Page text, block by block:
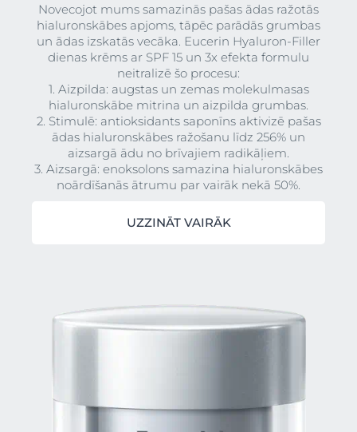
Novecojot mums samazinās pašas ādas ražotās
hialuronskābes apjoms, tāpēc parādās grumbas
un ādas izskatās vecāka. Eucerin Hyaluron-Filler
dienas krēms ar SPF 15 un 3x efekta formulu
neitralizē šo procesu:
1. Aizpilda: augstas un zemas molekulmasas
hialuronskābe mitrina un aizpilda grumbas.
2. Stimulē: antioksidants saponīns aktivizē pašas
ādas hialuronskābes ražošanu līdz 256% un
aizsargā ādu no brīvajiem radikāļiem.
3. Aizsargā: enoksolons samazina hialuronskābes
noārdīšanās ātrumu par vairāk nekā 50%.
UZZINĀT VAIRĀK